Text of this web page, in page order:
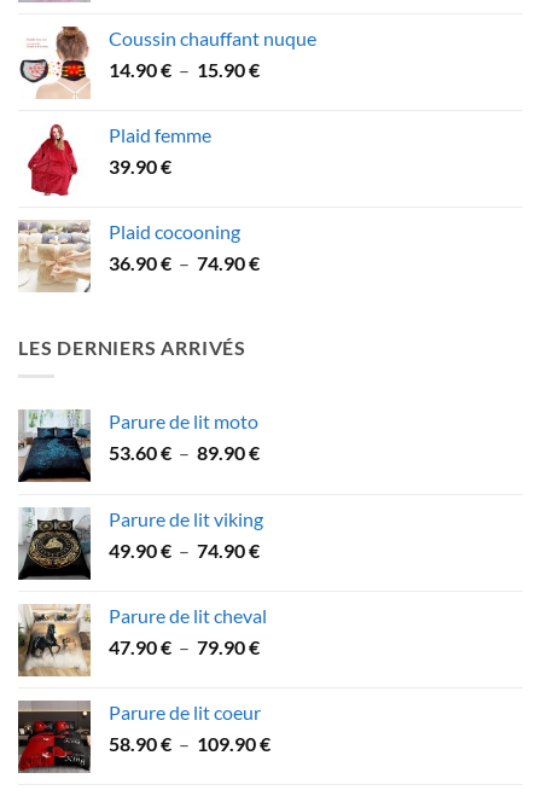
21.90 €
à
Coussin chauffant nuque
14.90€ – 15.90€Plage
Plaid femme
39.90€
Plaid cocooning
36.90€ – 74.90€Plage
LES DERNIERS ARRIVÉS
Parure de lit moto
53.60€ – 89.90€Plage
53.60 €
à
Parure de lit viking
49.90€ – 74.90€Plage
49.90 €
à
Parure de lit cheval
47.90€ – 79.90€Plage
à
Parure de lit coeur
58.90€ – 109.90€Plage